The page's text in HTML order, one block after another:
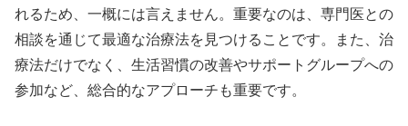
れるため、一概には言えません。重要なのは、専門医との
相談を通じて最適な治療法を見つけることです。また、治
療法だけでなく、生活習慣の改善やサポートグループへの
参加など、総合的なアプローチも重要です。